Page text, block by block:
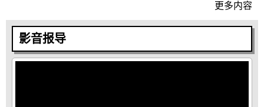
更多内容
影音报导